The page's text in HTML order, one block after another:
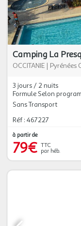
Camping La
OCCITANIE | Pyrénées
3 jours / 2 nuits
Formule Selon
Sans Transport
Réf : 467227
à partir de
79€ TTC
par héb.